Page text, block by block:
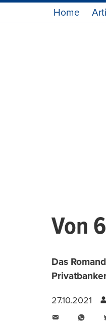
Home
Von
Das
27.10.2021